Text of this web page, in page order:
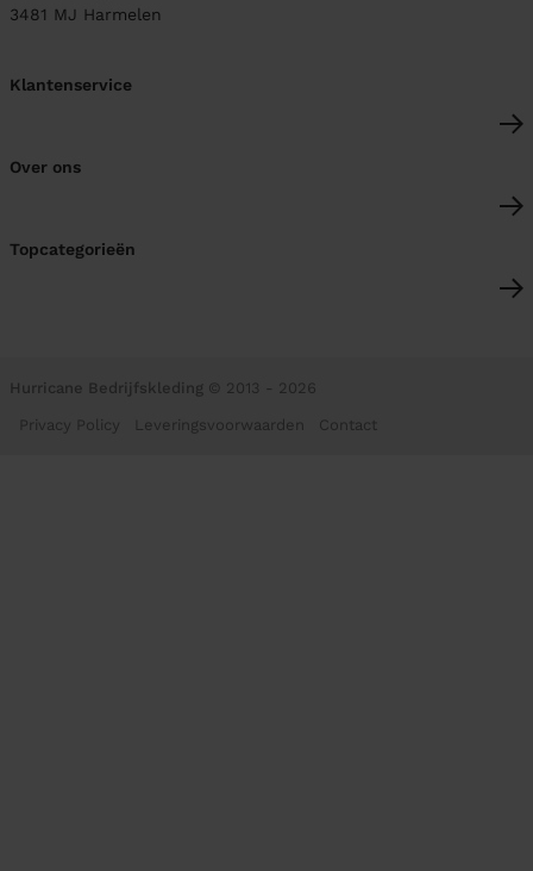
3481 MJ Harmelen
Klantenservice
Over ons
Topcategorieën
Hurricane Bedrijfskleding © 2013 - 2026
Privacy Policy Leveringsvoorwaarden Contact